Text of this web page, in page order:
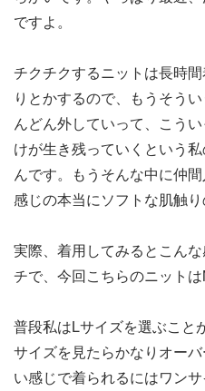
ですよ。
チクチクするニットは長時
りとかするので、もうそう
んどん外していって、こう
けが生き残っていくという
んです。もうそんな中に仲
感じの本当にソフトな肌触り
実際、着用してみるとこん
チで、今回こちらのニットは
普段私はLサイズを選ぶこと
サイズを見たらかなりオー
い感じで着られるにはワン